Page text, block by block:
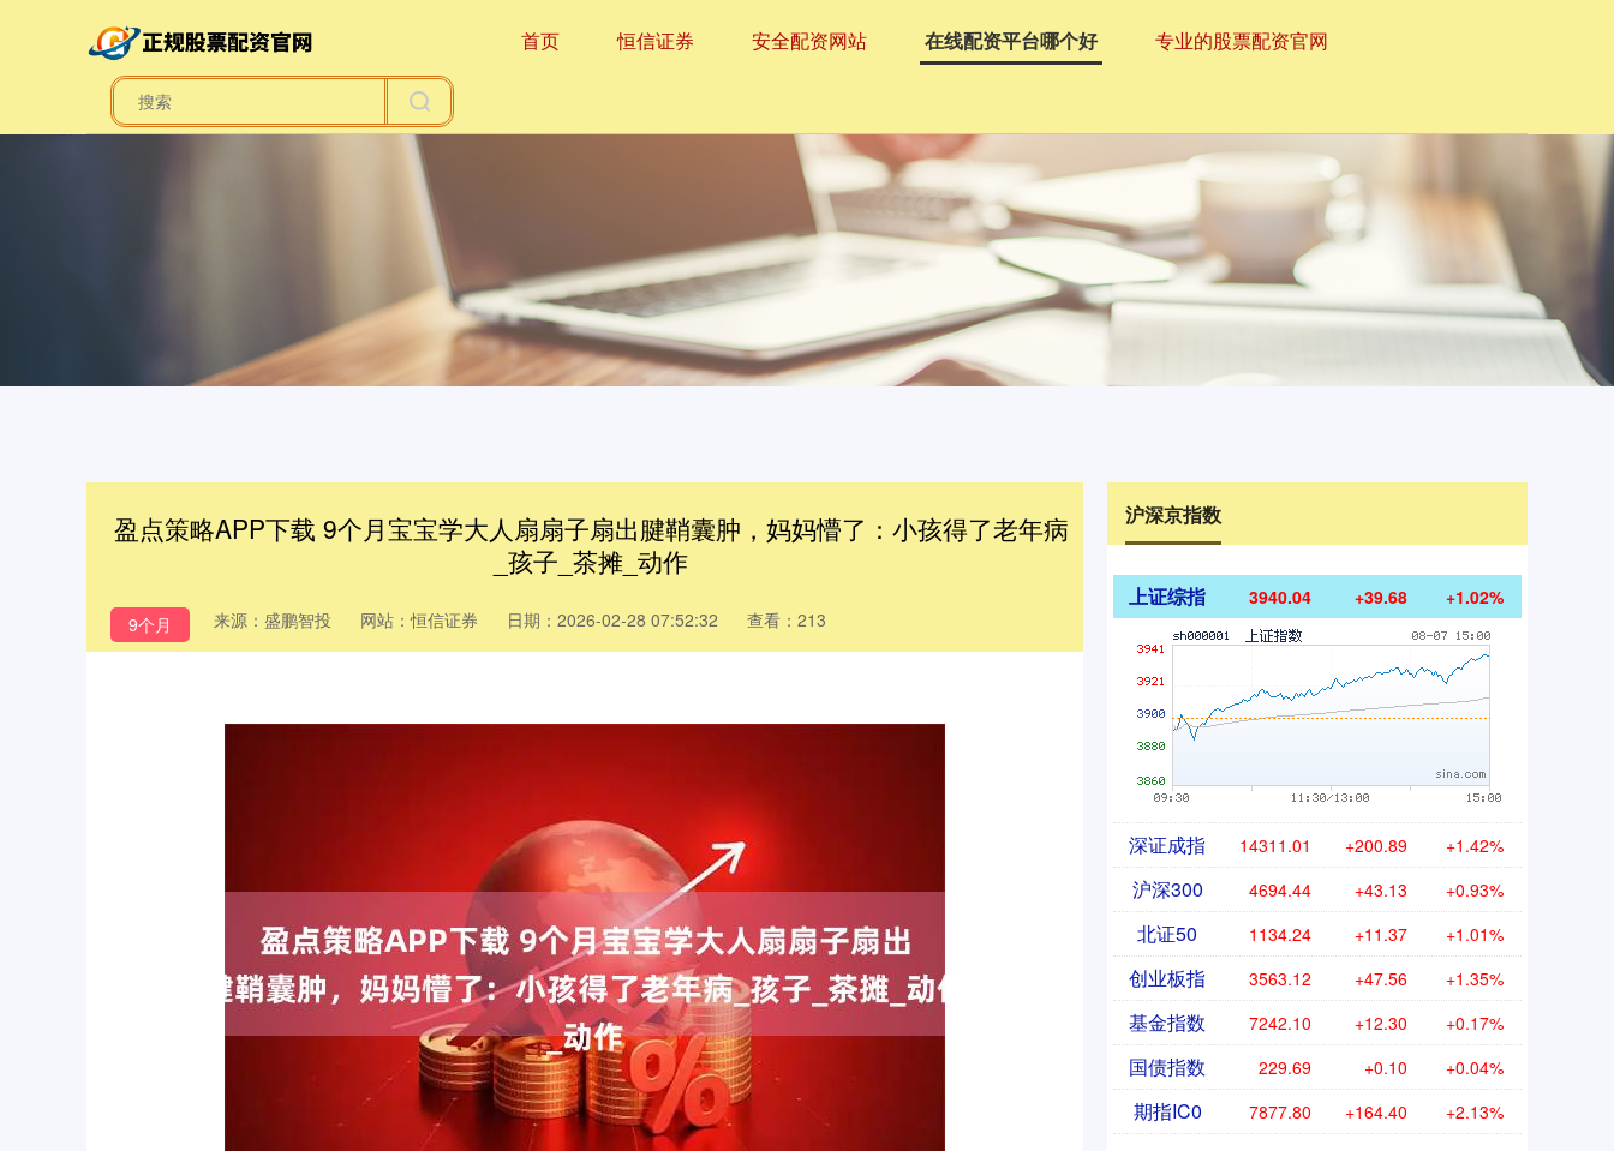
首页 恒信证券 安全配资网站 在线配资平台哪个好 专业的股票配资官网
盈点策略APP下载 9个月宝宝学大人扇扇子扇出腱鞘囊肿，妈妈懵了：小孩得了老年病
_孩子_茶摊_动作
9个月 来源：盛鹏智投 网站：恒信证券 日期：2026-02-28 07:52:32 查看：213
沪深京指数
上证综指 3940.04 +39.68 +1.02%
深证成指 14311.01 +200.89 +1.42%
沪深300 4694.44 +43.13 +0.93%
北证50 1134.24 +11.37 +1.01%
创业板指 3563.12 +47.56 +1.35%
基金指数 7242.10 +12.30 +0.17%
国债指数 229.69 +0.10 +0.04%
期指IC0 7877.80 +164.40 +2.13%